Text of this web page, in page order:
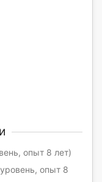
опыт 8 лет)
опыт 8